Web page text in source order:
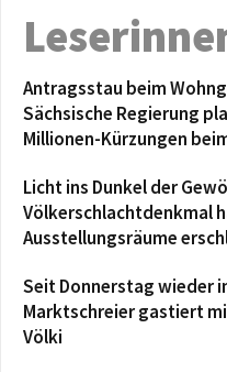
Antragsstau beim
Sächsische Regierung
Millionen-Kürzungen
Licht ins Dunkel der
Völkerschlachtdenkmal
Ausstellungsräume
Seit Donnerstag wieder
Marktschreier gastiert
Völki